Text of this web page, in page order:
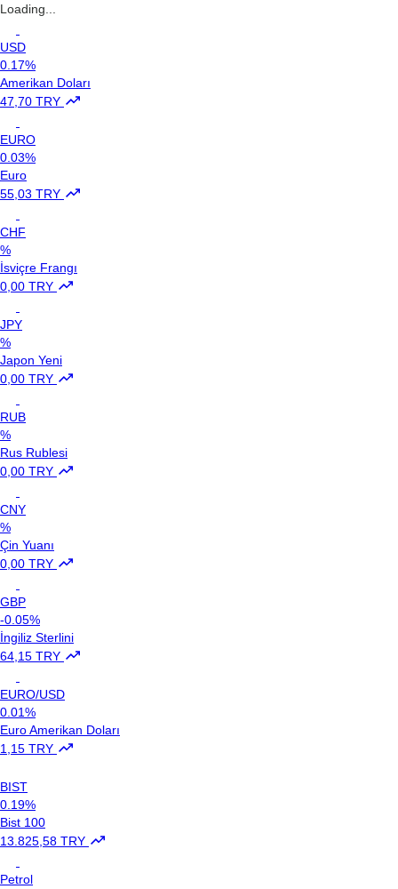
Loading...
USD
0.17%
Amerikan Doları
47,70 TRY
EURO
0.03%
Euro
55,03 TRY
CHF
%
İsviçre Frangı
0,00 TRY
JPY
%
Japon Yeni
0,00 TRY
RUB
%
Rus Rublesi
0,00 TRY
CNY
%
Çin Yuanı
0,00 TRY
GBP
-0.05%
İngiliz Sterlini
64,15 TRY
EURO/USD
0.01%
Euro Amerikan Doları
1,15 TRY
BIST
0.19%
Bist 100
13.825,58 TRY
Petrol